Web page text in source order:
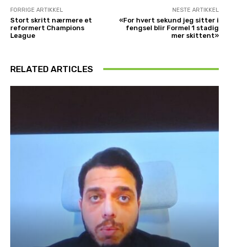
FORRIGE ARTIKKEL
Stort skritt nærmere et
reformert Champions
League
NESTE ARTIKKEL
«For hvert sekund jeg sitter i
fengsel blir Formel 1 stadig
mer skittent»
RELATED ARTICLES